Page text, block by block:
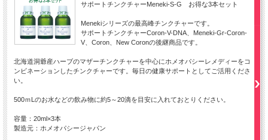
サポートチンクチャーMeneki-S-G お得な3本セット
Menekiシリーズの最高峰チンクチャーです。
サポートチンクチャーCoron-V-DNA、Meneki-Gr-Coron-
V、Coron、New Coronの後継商品です。
北海道洞爺産ハーブのマザーチンクチャーを中心にホメオパシーレメディーをコ
ンビネーションしたチンクチャーです。毎日の健康サポートとしてご活用くださ
い。
500ｍLのお水などの飲み物に約5～20滴を目安に入れておとりください。
容量：20ml×3本
製造元：ホメオパシージャパン